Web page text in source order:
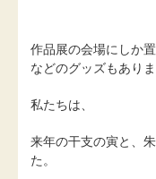
作品展の会場にしか
などのグッズもありま
私たちは、
来年の干支の寅と、
た。